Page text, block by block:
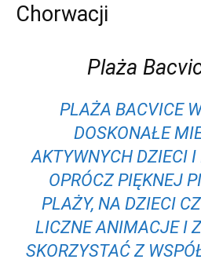
Chorwacji
Plaża
PLAŻA BACVICE
DOSKONAŁE
AKTYWNYCH DZIECI I
‌OPRÓCZ PIĘKNEJ
PLAŻY, NA DZIECI
LICZNE⁤ ANIMACJE I
SKORZYSTAĆ Z⁤